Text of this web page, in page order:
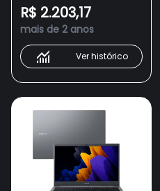
15.6" Full HD LED
R$ 2.203,17
mais de 2 anos
Ver histórico